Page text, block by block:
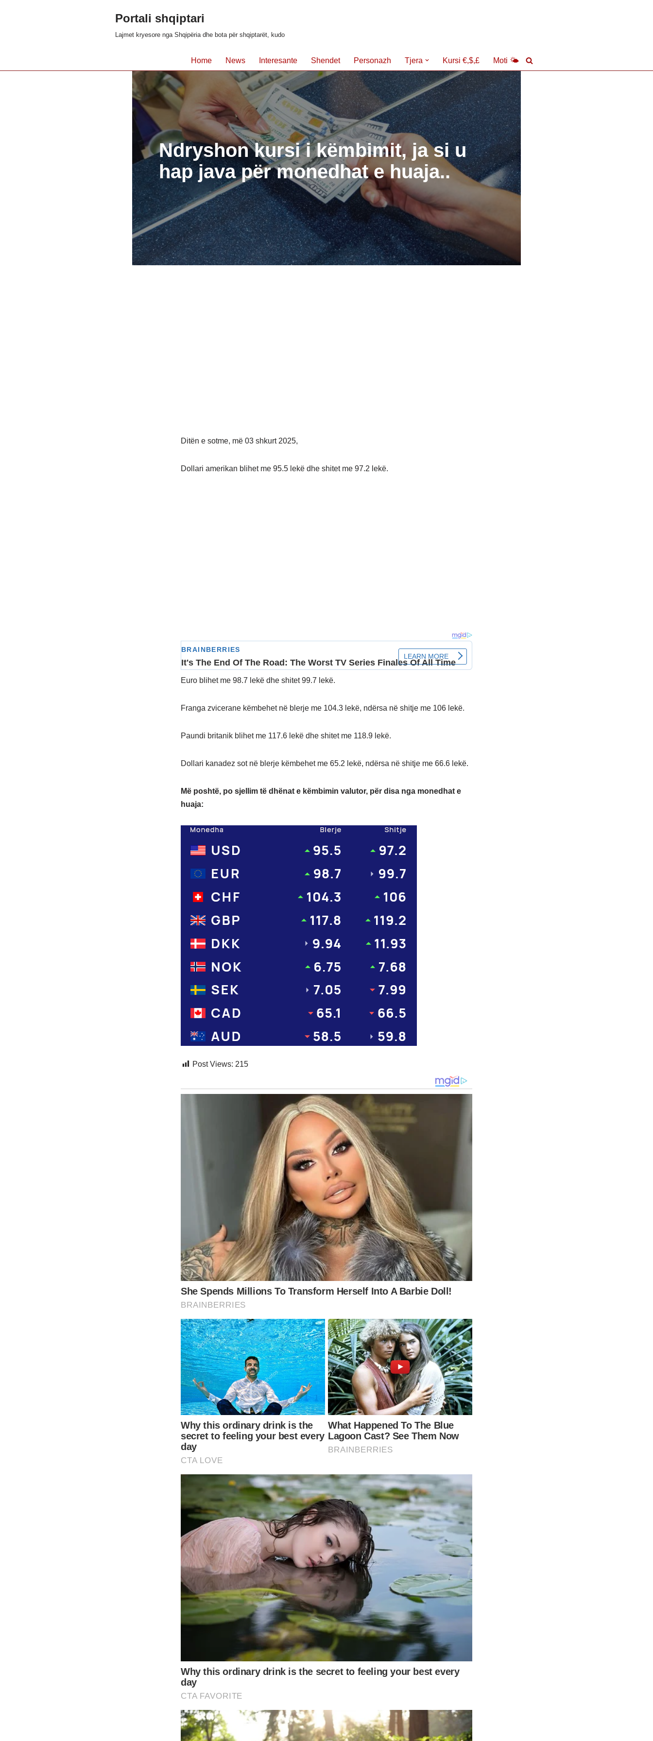
Portali shqiptari
Lajmet kryesore nga Shqipëria dhe bota për shqiptarët, kudo
Home News Interesante Shendet Personazh Tjera Kursi €,$,£ Moti 🌤
Ndryshon kursi i këmbimit, ja si u
hap java për monedhat e huaja..
Ditën e sotme, më 03 shkurt 2025,
Dollari amerikan blihet me 95.5 lekë dhe shitet me 97.2 lekë.
Euro blihet me 98.7 lekë dhe shitet 99.7 lekë.
Franga zvicerane këmbehet në blerje me 104.3 lekë, ndërsa në shitje me 106 lekë.
Paundi britanik blihet me 117.6 lekë dhe shitet me 118.9 lekë.
Dollari kanadez sot në blerje këmbehet me 65.2 lekë, ndërsa në shitje me 66.6 lekë.
Më poshtë, po sjellim të dhënat e këmbimin valutor, për disa nga monedhat e
huaja:
Post Views: 215